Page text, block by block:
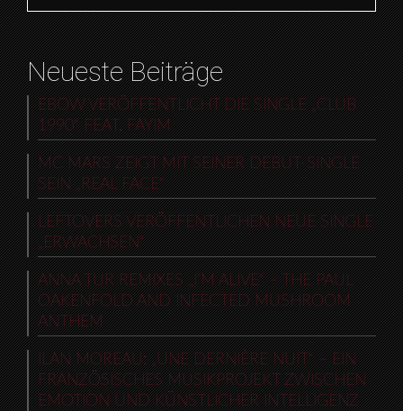
Neueste Beiträge
EBOW VERÖFFENTLICHT DIE SINGLE „CLUB
1990“ FEAT. FAYIM
MC MARS ZEIGT MIT SEINER DEBUT-SINGLE
SEIN „REAL FACE“
LEFTOVERS VERÖFFENTLICHEN NEUE SINGLE
„ERWACHSEN“
ANNA TUR REMIXES „I’M ALIVE“ – THE PAUL
OAKENFOLD AND INFECTED MUSHROOM
ANTHEM
ILAN MOREAU: „UNE DERNIÈRE NUIT“ – EIN
FRANZÖSISCHES MUSIKPROJEKT ZWISCHEN
EMOTION UND KÜNSTLICHER INTELLIGENZ